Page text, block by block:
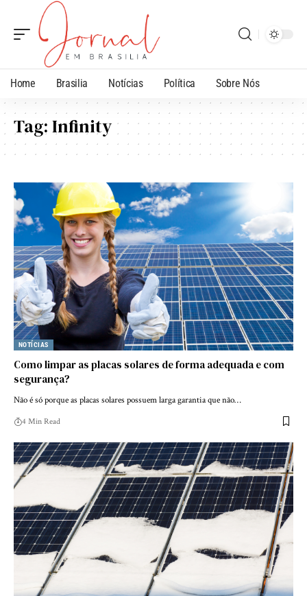
Home Brasilia Notícias Política Sobre Nós
Tag:Infinity
NOTÍCIAS
Como limpar as placas solares de forma adequada e com
segurança?
Não é só porque as placas solares possuem larga garantia que não…
4 Min Read